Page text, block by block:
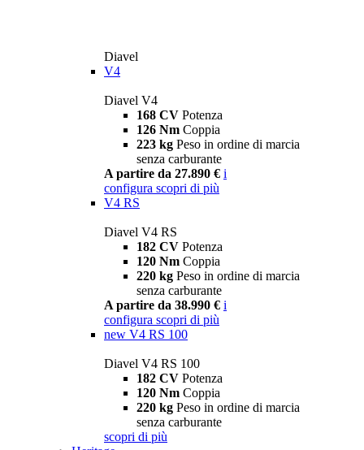
Diavel
V4
Diavel V4
168 CV Potenza
126 Nm Coppia
223 kg Peso in ordine di marcia
senza carburante
A partire da 27.890 € i
configura scopri di più
V4 RS
Diavel V4 RS
182 CV Potenza
120 Nm Coppia
220 kg Peso in ordine di marcia
senza carburante
A partire da 38.990 € i
configura scopri di più
new V4 RS 100
Diavel V4 RS 100
182 CV Potenza
120 Nm Coppia
220 kg Peso in ordine di marcia
senza carburante
scopri di più